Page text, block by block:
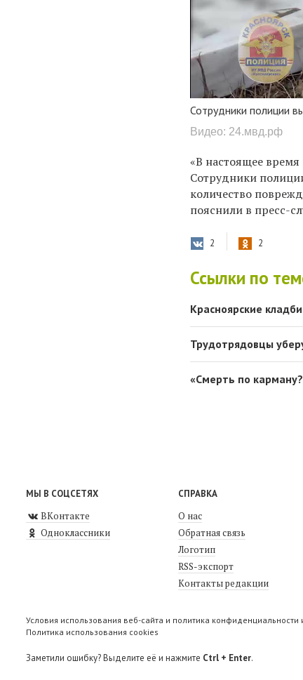
Сотрудники полиции
Видео: 24.мвд.рф
«В настоящее время
Сотрудники
количество
пояснили в пресс-
2 2
Ссылки по
Красноярские
Трудотрядовцы
«Смерть по
МЫ В СОЦСЕТЯХ
ВКонтакте
Одноклассники
СПРАВКА
О нас
Обратная связь
Логотип
RSS-экспорт
Контакты редакции
Условия использования веб-сайта и политика
Политика использования cookies
Заметили ошибку? Выделите её и нажмите Ctrl + Enter.